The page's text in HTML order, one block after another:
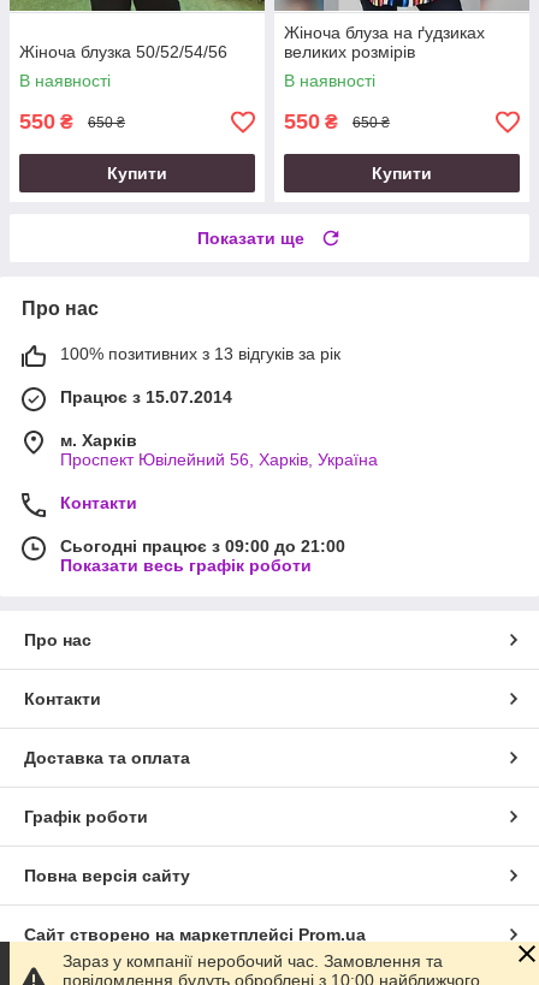
Жіноча блузка 50/52/54/56
В наявності
550 ₴ 650 ₴
Купити
Жіноча блуза на ґудзиках
великих розмірів
В наявності
550 ₴ 650 ₴
Купити
Показати ще
Про нас
100% позитивних з 13 відгуків за рік
Працює з 15.07.2014
м. Харків
Проспект Ювілейний 56, Харків, Україна
Контакти
Сьогодні працює з 09:00 до 21:00
Показати весь графік роботи
Про нас
Контакти
Доставка та оплата
Графік роботи
Повна версія сайту
Сайт створено на маркетплейсі Prom.ua
Зараз у компанії неробочий час. Замовлення та
повідомлення будуть оброблені з 10:00 найближчого